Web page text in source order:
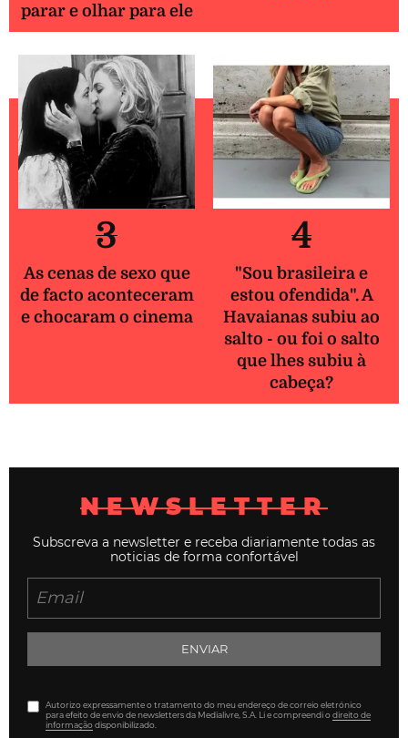
parar e olhar para ele
3
As cenas de sexo que
de facto aconteceram
e chocaram o cinema
4
"Sou brasileira e
estou ofendida". A
Havaianas subiu ao
salto - ou foi o salto
que lhes subiu à
cabeça?
NEWSLETTER
Subscreva a newsletter e receba diariamente todas as
noticias de forma confortável
ENVIAR
Autorizo expressamente o tratamento do meu endereço de correio eletrónico
para efeito de envio de newsletters da Medialivre, S.A. Li e compreendi odireito de
informaçãodisponibilizado.